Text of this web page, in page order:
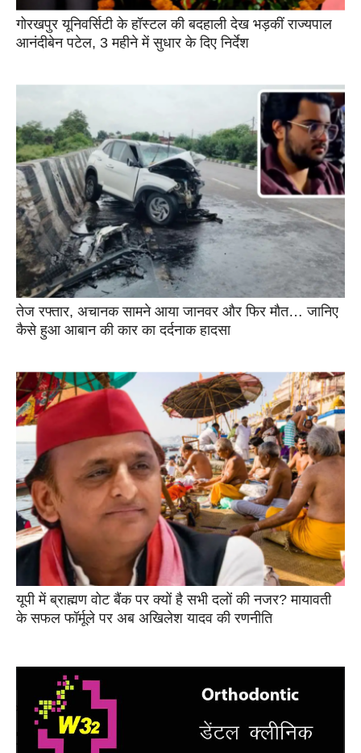
गोरखपुर यूनिवर्सिटी के हॉस्टल की बदहाली देख भड़कीं राज्यपाल
आनंदीबेन पटेल, 3 महीने में सुधार के दिए निर्देश
तेज रफ्तार, अचानक सामने आया जानवर और फिर मौत… जानिए
कैसे हुआ आबान की कार का दर्दनाक हादसा
यूपी में ब्राह्मण वोट बैंक पर क्यों है सभी दलों की नजर? मायावती
के सफल फॉर्मूले पर अब अखिलेश यादव की रणनीति